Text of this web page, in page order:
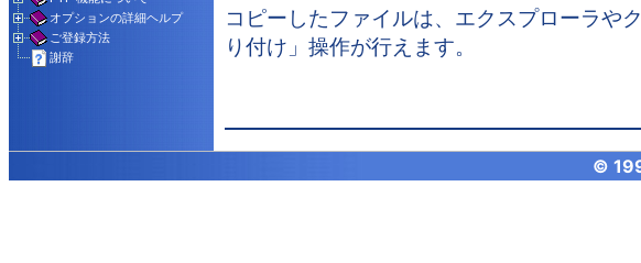
オプションの詳細ヘルプ
ご登録方法
謝辞
コピーしたファイルは、エクスプローラや
り付け」操作が行えます。
©